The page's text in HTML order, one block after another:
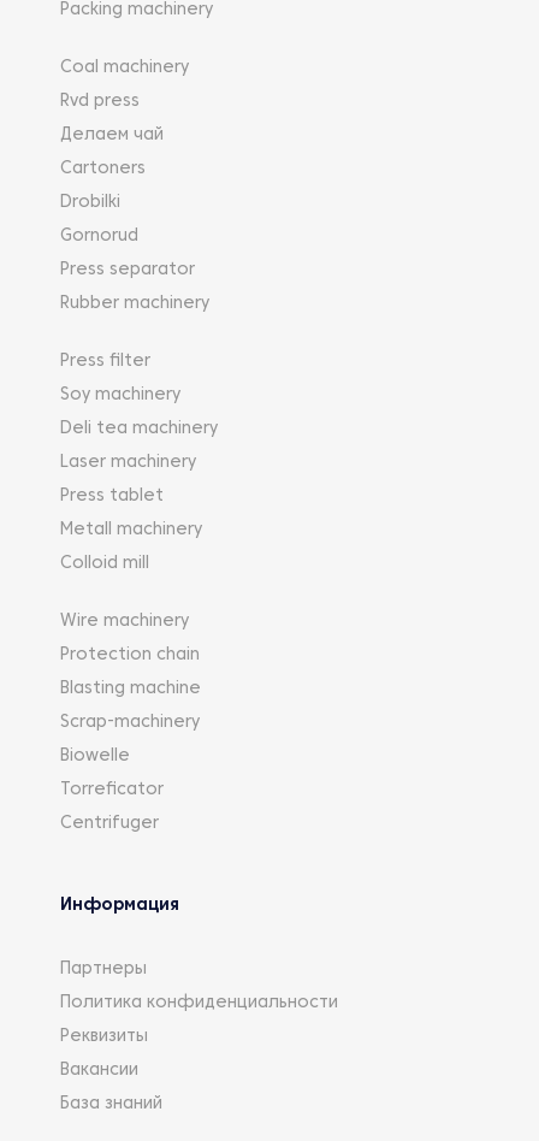
Packing machinery
Coal machinery
Rvd press
Делаем чай
Cartoners
Drobilki
Gornorud
Press separator
Rubber machinery
Press filter
Soy machinery
Deli tea machinery
Laser machinery
Press tablet
Metall machinery
Colloid mill
Wire machinery
Protection chain
Blasting machine
Scrap-machinery
Biowelle
Torreficator
Centrifuger
Информация
Партнеры
Политика конфиденциальности
Реквизиты
Вакансии
База знаний